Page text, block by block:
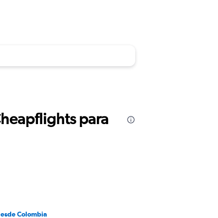
para
Colombia